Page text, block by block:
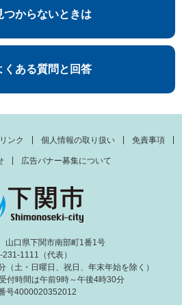
つからないときは
くある質問と回答
ンク 個人情報の取り扱い 免責事項
広告バナー募集について
口県下関市南部町1番1号
1111（代表）
土・日曜日、祝日、年末年始を除く）
付時間は午前9時～午後4時30分
号4000020352012